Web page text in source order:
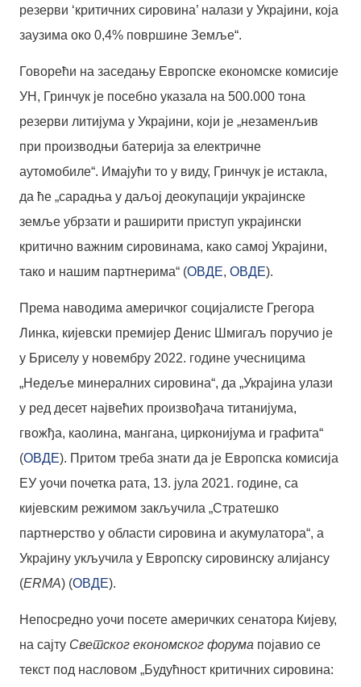
резерви ‘критичних сировина’ налази у Украјини, која
заузима око 0,4% површине Земље“.
Говорећи на заседању Европске економске комисије
УН, Гринчук је посебно указала на 500.000 тона
резерви литијума у Украјини, који је „незаменљив
при производњи батерија за електричне
аутомобиле“. Имајући то у виду, Гринчук је истакла,
да ће „сарадња у даљој деокупацији украјинске
земље убрзати и раширити приступ украјински
критично важним сировинама, како самој Украјини,
тако и нашим партнерима“ (ОВДЕ, ОВДЕ).
Према наводима америчког социјалисте Грегора
Линка, кијевски премијер Денис Шмигаљ поручио је
у Бриселу у новембру 2022. године учесницима
„Недеље минералних сировина“, да „Украјина улази
у ред десет највећих произвођача титанијума,
гвожђа, каолина, мангана, цирконијума и графита“
(ОВДЕ). Притом треба знати да је Европска комисија
ЕУ уочи почетка рата, 13. јула 2021. године, са
кијевским режимом закључила „Стратешко
партнерство у области сировина и акумулатора“, а
Украјину укључила у Европску сировинску алијансу
(ERMA) (ОВДЕ).
Непосредно уочи посете америчких сенатора Кијеву,
на сајту Светског економског форума појавио се
текст под насловом „Будућност критичних сировина: